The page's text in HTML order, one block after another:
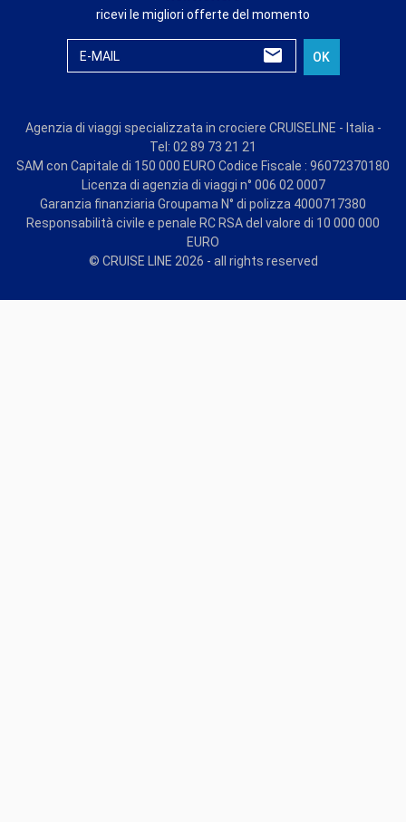
ricevi le migliori offerte del momento
E-MAIL OK
Agenzia di viaggi specializzata in crociere CRUISELINE - Italia -
Tel: 02 89 73 21 21
SAM con Capitale di 150 000 EURO Codice Fiscale : 96072370180
Licenza di agenzia di viaggi n° 006 02 0007
Garanzia finanziaria Groupama N° di polizza 4000717380
Responsabilità civile e penale RC RSA del valore di 10 000 000
EURO
© CRUISE LINE 2026 - all rights reserved